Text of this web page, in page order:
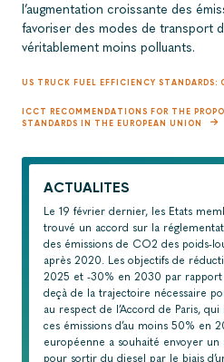
l’augmentation croissante des
favoriser des modes de transport
véritablement moins polluants.
US TRUCK FUEL EFFICIENCY STANDARDS:
ICCT RECOMMENDATIONS FOR THE
STANDARDS IN THE EUROPEAN UNION
ACTUALITES
Le 19 février dernier, les Etats
trouvé un accord sur la
des émissions de CO2 des poids-
après 2020. Les objectifs de
2025 et -30% en 2030 par rapport
deçà de la trajectoire nécessaire
au respect de l’Accord de Paris,
ces émissions d’au moins 50% en
européenne a souhaité envoyer un
pour sortir du diesel par le biais